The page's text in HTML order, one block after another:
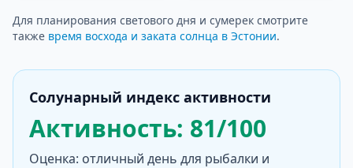
Для планирования светового дня и сумерек смотрите
также время восхода и заката солнца в Эстонии.
Солунарный индекс активности
Активность: 81/100
Оценка: отличный день для рыбалки и